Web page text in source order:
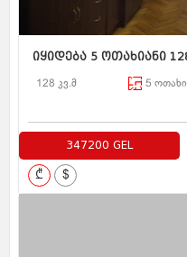
იყიდება 5 ოთახიანი
128 კვ.მ 5 ოთახი
347200 GEL
₾ $